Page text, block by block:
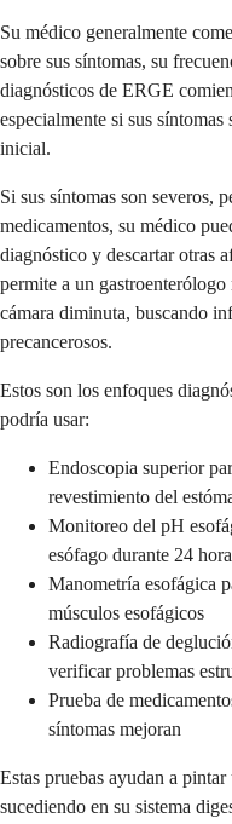
Su médico generalmente
sobre sus síntomas, su
diagnósticos de ERGE
especialmente si sus
inicial.
Si sus síntomas son severos,
medicamentos, su médico
diagnóstico y descartar otras
permite a un
cámara diminuta, buscando
precancerosos.
Estos son los enfoques
podría usar:
Endoscopia superior
revestimiento del
Monitoreo del pH
esófago durante 24
Manometría esofágica
músculos esofágicos
Radiografía de
verificar problemas
Prueba de
síntomas mejoran
Estas pruebas ayudan a
sucediendo en su sistema